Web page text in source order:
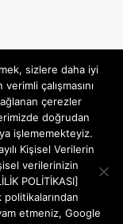
sizlere daha iyi
çalışmasını
çerezler
doğrudan
işlememekteyiz.
Kişisel Verilerin
verilerinizin
POLİTİKASI]
etmeniz, Google